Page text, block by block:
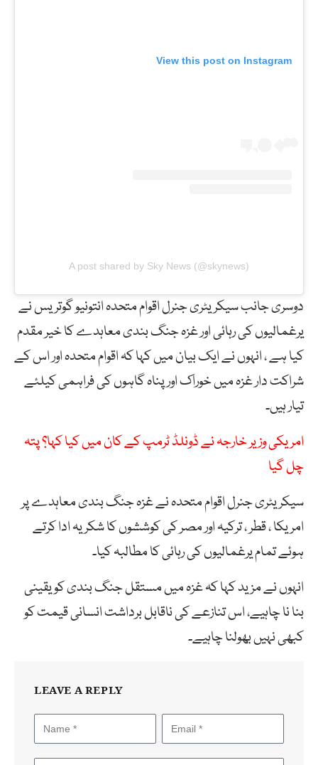
View this post on Instagram
A post shared by Sky News (@skynews)
دوسری جانب سیکریٹری جنرل اقوام متحدہ انتونیو گوتریس نے
یرغمالیوں کی رہائی اور غزہ جنگ بندی معاہدے کا خیر مقدم
کیا ہے ، انہوں نے ایک بیان میں کہا کہ اقوام متحدہ اور اس کے
شراکت دار غزہ میں خوراک اور پناہ گاہوں کی فراہمی کیلئے
تیار ہیں۔
امریکی وزیر خارجہ نے ڈونلڈ ٹرمپ کے کان میں کیا کہا؟ پتہ
چل گیا
سیکریٹری جنرل اقوام متحدہ نے غزہ جنگ بندی معاہدے پر
امریکا ، قطر ، ترکیہ اور مصر کی کوششوں کا شکریہ ادا کرتے
ہوئے تمام یرغمالیوں کی رہائی کا مطالبہ کیا۔
انہوں نے مزید کہا کہ غزہ میں مستقل جنگ بندی کو یقینی
بنا نا چاہیے، اس تنازعے کی ناقابل برداشت انسانی قیمت کو
کبھی نہیں بھولنا چاہیے۔
LEAVE A REPLY